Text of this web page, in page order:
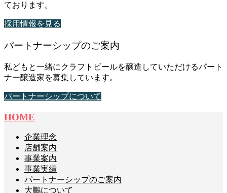
ております。
採用情報を見る
パートナーシップのご案内
私どもと一緒にクラフトビールを醸造していただけるパート
ナー醸造家を募集しています。
パートナーシップについて
HOME
企業理念
店舗案内
事業案内
事業実績
パートナーシップのご案内
大鵬について